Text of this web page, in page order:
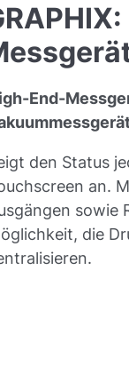
End-
den Status
an.
sowie
die